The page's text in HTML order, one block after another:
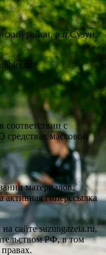
район, р.п.Сузун,
соответствии с
массовой
материалов,
активная гиперссылка
сайте suzungazeta.ru,
РФ, в том